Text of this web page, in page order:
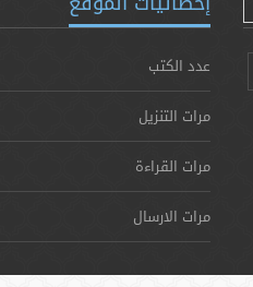
عدد الكتب
مرات التنزيل
مرات القراءة
مرات الارسال